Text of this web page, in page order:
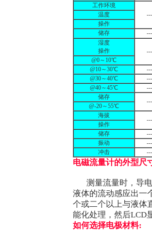
工作环境
温度
操作
储存
湿度
操作
@0～10℃
@10～30℃
@30～40℃
@40～45℃
储存
@-20～55℃
海拔
操作
储存
振动
冲击
电磁流量计的外型尺
测量流量时，导电
液体的流动感应出一
个或二个以上与液体
能化处理，然后LCD
如何选择电极材料: